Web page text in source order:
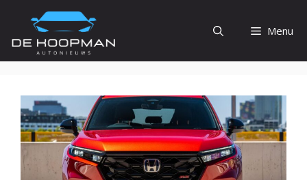
de
inhoud
Menu